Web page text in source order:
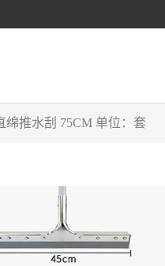
绵推水刮 75CM 单位：套